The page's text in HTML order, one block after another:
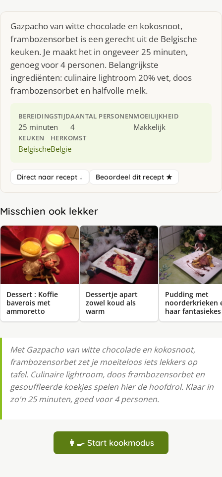
Gazpacho van witte chocolade en kokosnoot,
frambozensorbet is een gerecht uit de Belgische
keuken. Je maakt het in ongeveer 25 minuten,
genoeg voor 4 personen. Belangrijkste
ingrediënten: culinaire lightroom 20% vet, doos
frambozensorbet en halfvolle melk.
BEREIDINGSTIJD
25 minuten
AANTAL PERSONEN
4
MOEILIJKHEID
Makkelijk
KEUKEN
Belgische
HERKOMST
Belgie
Direct naar recept ↓ Beoordeel dit recept ★
Misschien ook lekker
Dessert : Koffie
baverois met
ammoretto
Dessertje apart
zowel koud als
warm
Pudding met
noorderkrieken
haar fantasiekes
Met Gazpacho van witte chocolade en kokosnoot,
frambozensorbet zet je moeiteloos iets lekkers op
tafel. Culinaire lightroom, doos frambozensorbet en
gesouffleerde koekjes spelen hier de hoofdrol. Klaar in
zo'n 25 minuten, goed voor 4 personen.
👩‍🍳 Start kookmodus